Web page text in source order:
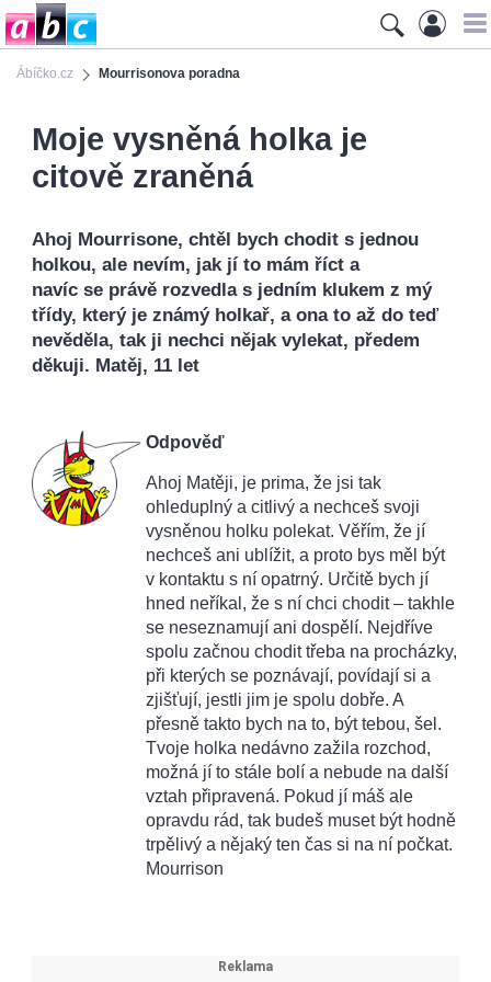
Ábíčko.cz Mourrisonova poradna
Moje vysněná holka je
citově zraněná
Ahoj Mourrisone, chtěl bych chodit s jednou
holkou, ale nevím, jak jí to mám říct a
navíc se právě rozvedla s jedním klukem z mý
třídy, který je známý holkař, a ona to až do teď
nevěděla, tak ji nechci nějak vylekat, předem
děkuji. Matěj, 11 let
Odpověď
Ahoj Matěji, je prima, že jsi tak
ohleduplný a citlivý a nechceš svoji
vysněnou holku polekat. Věřím, že jí
nechceš ani ublížit, a proto bys měl být
v kontaktu s ní opatrný. Určitě bych jí
hned neříkal, že s ní chci chodit – takhle
se neseznamují ani dospělí. Nejdříve
spolu začnou chodit třeba na procházky,
při kterých se poznávají, povídají si a
zjišťují, jestli jim je spolu dobře. A
přesně takto bych na to, být tebou, šel.
Tvoje holka nedávno zažila rozchod,
možná jí to stále bolí a nebude na další
vztah připravená. Pokud jí máš ale
opravdu rád, tak budeš muset být hodně
trpělivý a nějaký ten čas si na ní počkat.
Mourrison